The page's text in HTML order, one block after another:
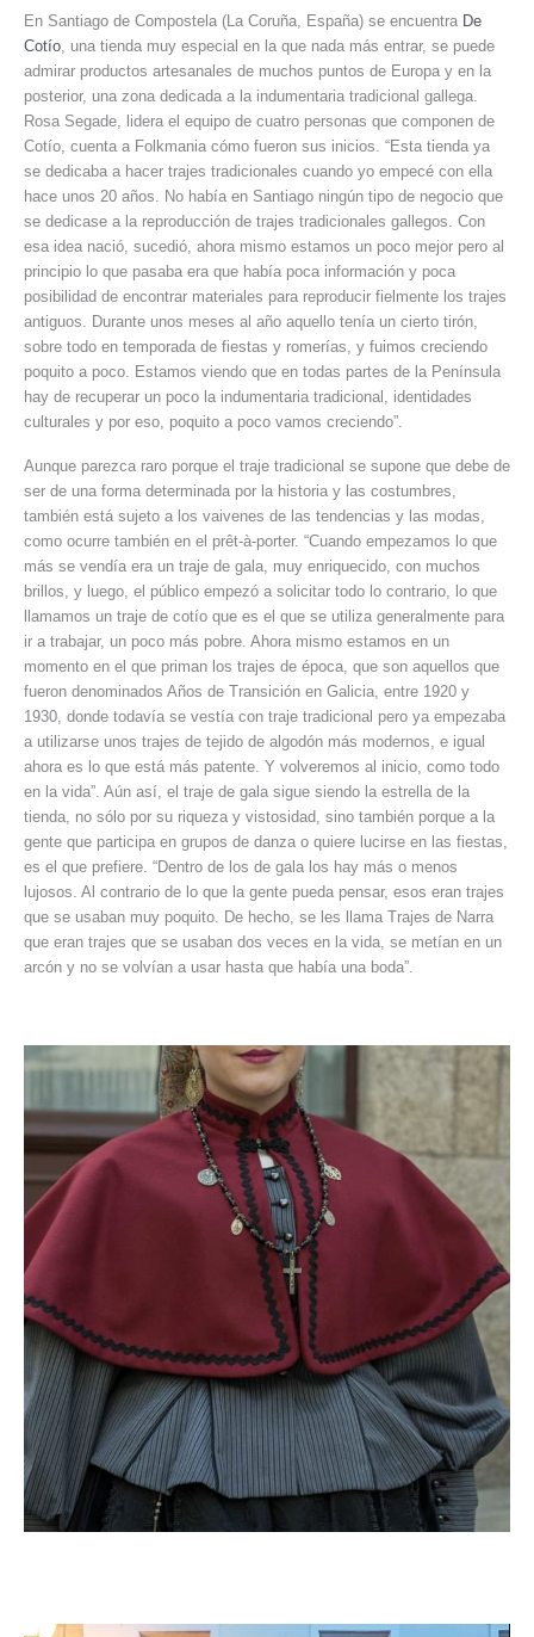
En Santiago de Compostela (La Coruña, España) se encuentra De
Cotío , una tienda muy especial en la que nada más entrar, se puede
admirar productos artesanales de muchos puntos de Europa y en la
posterior, una zona dedicada a la indumentaria tradicional gallega.
Rosa Segade, lidera el equipo de cuatro personas que componen de
Cotío, cuenta a Folkmania cómo fueron sus inicios. “Esta tienda ya
se dedicaba a hacer trajes tradicionales cuando yo empecé con ella
hace unos 20 años. No había en Santiago ningún tipo de negocio que
se dedicase a la reproducción de trajes tradicionales gallegos. Con
esa idea nació, sucedió, ahora mismo estamos un poco mejor pero al
principio lo que pasaba era que había poca información y poca
posibilidad de encontrar materiales para reproducir fielmente los trajes
antiguos. Durante unos meses al año aquello tenía un cierto tirón,
sobre todo en temporada de fiestas y romerías, y fuimos creciendo
poquito a poco. Estamos viendo que en todas partes de la Península
hay de recuperar un poco la indumentaria tradicional, identidades
culturales y por eso, poquito a poco vamos creciendo”.
Aunque parezca raro porque el traje tradicional se supone que debe de
ser de una forma determinada por la historia y las costumbres,
también está sujeto a los vaivenes de las tendencias y las modas,
como ocurre también en el prêt-à-porter. “Cuando empezamos lo que
más se vendía era un traje de gala, muy enriquecido, con muchos
brillos, y luego, el público empezó a solicitar todo lo contrario, lo que
llamamos un traje de cotío que es el que se utiliza generalmente para
ir a trabajar, un poco más pobre. Ahora mismo estamos en un
momento en el que priman los trajes de época, que son aquellos que
fueron denominados Años de Transición en Galicia, entre 1920 y
1930, donde todavía se vestía con traje tradicional pero ya empezaba
a utilizarse unos trajes de tejido de algodón más modernos, e igual
ahora es lo que está más patente. Y volveremos al inicio, como todo
en la vida”. Aún así, el traje de gala sigue siendo la estrella de la
tienda, no sólo por su riqueza y vistosidad, sino también porque a la
gente que participa en grupos de danza o quiere lucirse en las fiestas,
es el que prefiere. “Dentro de los de gala los hay más o menos
lujosos. Al contrario de lo que la gente pueda pensar, esos eran trajes
que se usaban muy poquito. De hecho, se les llama Trajes de Narra
que eran trajes que se usaban dos veces en la vida, se metían en un
arcón y no se volvían a usar hasta que había una boda”.